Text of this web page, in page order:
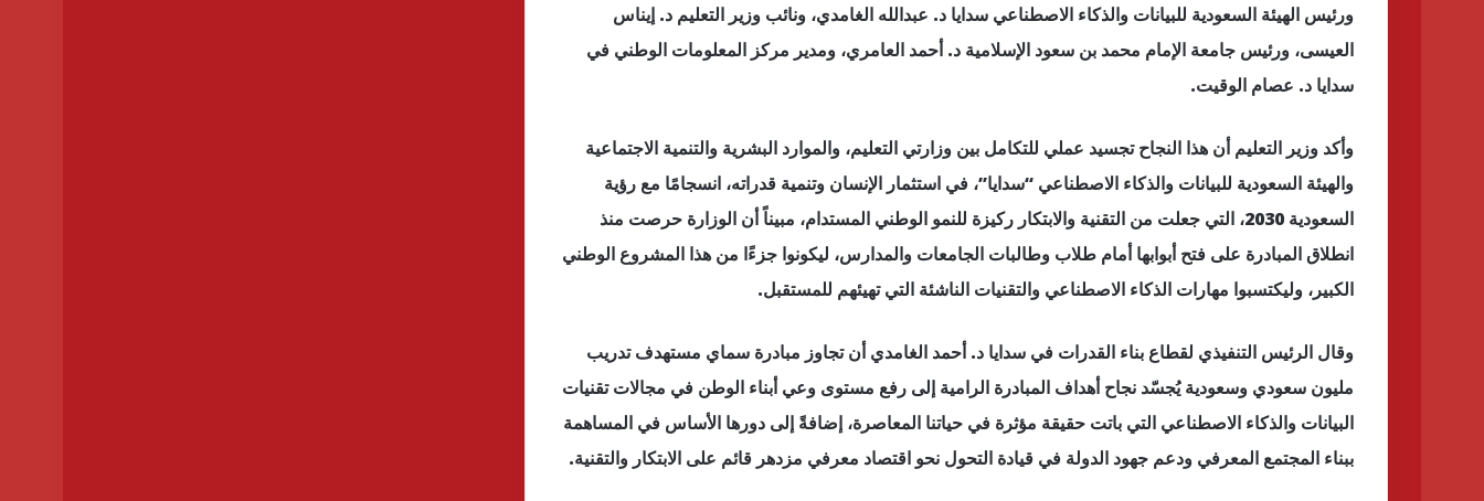
ورئيس الهيئة السعودية للبيانات والذكاء الاصطناعي سدايا د. عبدالله الغامدي، ونائب وزير التعليم د. إيناس
العيسى، ورئيس جامعة الإمام محمد بن سعود الإسلامية د. أحمد العامري، ومدير مركز المعلومات الوطني في
سدايا د. عصام الوقيت.
وأكد وزير التعليم أن هذا النجاح تجسيد عملي للتكامل بين وزارتي التعليم، والموارد البشرية والتنمية الاجتماعية
والهيئة السعودية للبيانات والذكاء الاصطناعي “سدايا”، في استثمار الإنسان وتنمية قدراته، انسجامًا مع رؤية
السعودية 2030، التي جعلت من التقنية والابتكار ركيزة للنمو الوطني المستدام، مبيناً أن الوزارة حرصت منذ
انطلاق المبادرة على فتح أبوابها أمام طلاب وطالبات الجامعات والمدارس، ليكونوا جزءًا من هذا المشروع الوطني
الكبير، وليكتسبوا مهارات الذكاء الاصطناعي والتقنيات الناشئة التي تهيئهم للمستقبل.
وقال الرئيس التنفيذي لقطاع بناء القدرات في سدايا د. أحمد الغامدي أن تجاوز مبادرة سماي مستهدف تدريب
مليون سعودي وسعودية يُجسّد نجاح أهداف المبادرة الرامية إلى رفع مستوى وعي أبناء الوطن في مجالات تقنيات
البيانات والذكاء الاصطناعي التي باتت حقيقة مؤثرة في حياتنا المعاصرة، إضافةً إلى دورها الأساس في المساهمة
ببناء المجتمع المعرفي ودعم جهود الدولة في قيادة التحول نحو اقتصاد معرفي مزدهر قائم على الابتكار والتقنية.